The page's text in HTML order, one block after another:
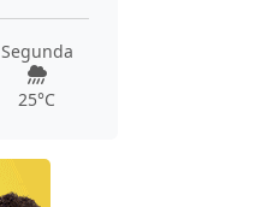
Segunda
25°C